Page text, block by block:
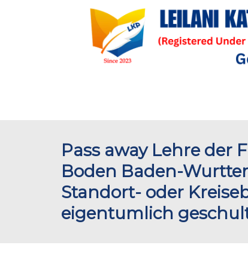
Pass away Lehre der
Boden Baden-
Standort- oder
eigentumlich